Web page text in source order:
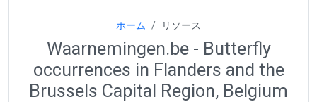
ホーム リソース
Waarnemingen.be - Butterfly
occurrences in Flanders and the
Brussels Capital Region, Belgium